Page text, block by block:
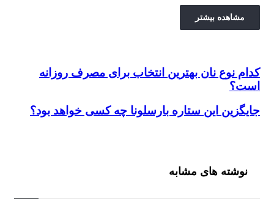
بیشتر
نوع نان بهترین انتخاب برای مصرف روزانه است؟
نوع نان بهترین انتخاب برای مصرف روزانه
این ستاره بارسلونا چه کسی خواهد بود؟
این ستاره بارسلونا چه کسی خواهد بود؟
های مشابه